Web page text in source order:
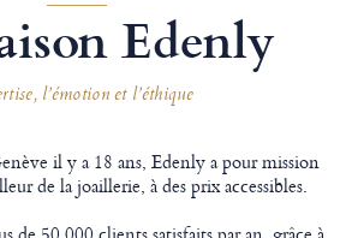
Edenly
l’émotion et l’éthique
il y a 18 ans, Edenly a pour mission
de la joaillerie, à des prix accessibles.